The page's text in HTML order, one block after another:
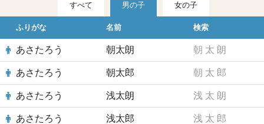
すべて 男の子 女の子
ふりがな 名前 検索
あさたろう 朝太朗 朝 太 朗
あさたろう 朝太郎 朝 太 郎
あさたろう 浅太朗 浅 太 朗
あさたろう 浅太郎 浅 太 郎